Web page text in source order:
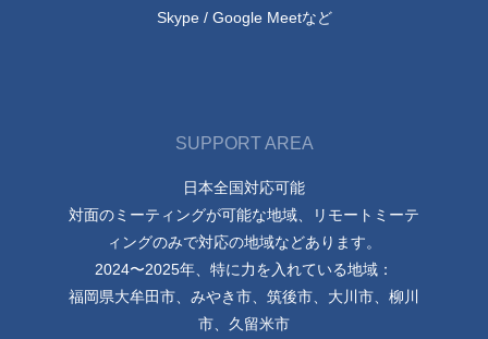
Skype / Google Meetなど
SUPPORT AREA
日本全国対応可能
対面のミーティングが可能な地域、リモートミーテ
ィングのみで対応の地域などあります。
2024〜2025年、特に力を入れている地域：
福岡県大牟田市、みやき市、筑後市、大川市、柳川
市、久留米市